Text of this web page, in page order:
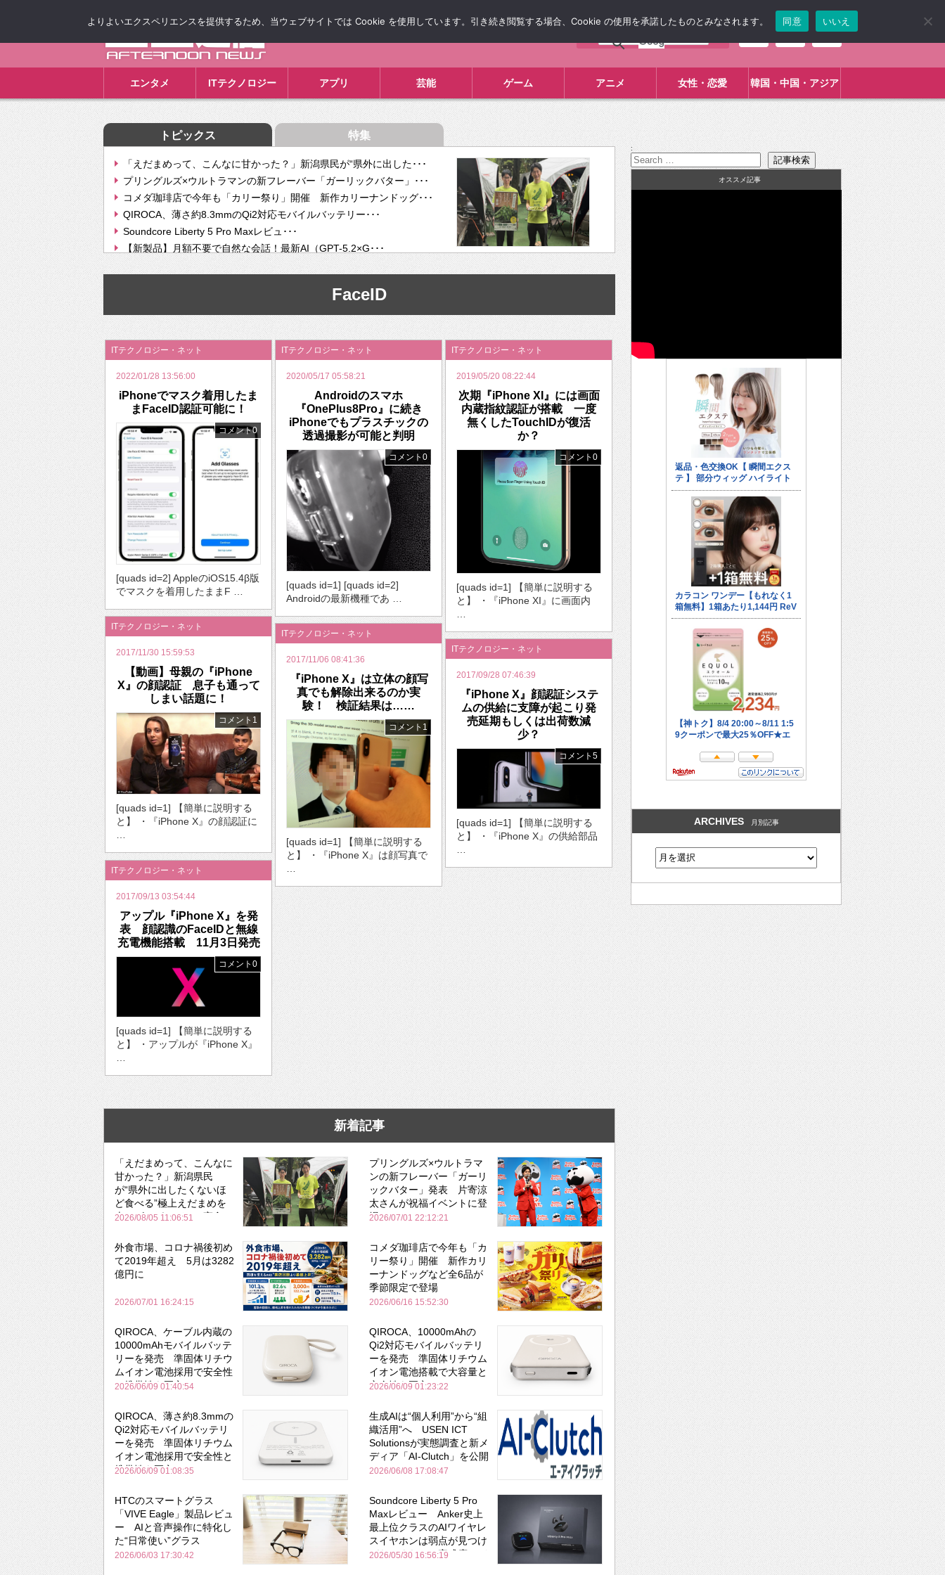
エンタメ ITテクノロジー アプリ 芸能 ゲーム アニメ 女性・恋愛 韓国・中国・アジア
トピックス 特集
「えだまめって、こんなに甘かった？」新潟県民が“県外に出した･･･
プリングルズ×ウルトラマンの新フレーバー「ガーリックバター」･･･
コメダ珈琲店で今年も「カリー祭り」開催 新作カリーナンドッグ･･･
QIROCA、薄さ約8.3mmのQi2対応モバイルバッテリー･･･
Soundcore Liberty 5 Pro Maxレビュ･･･
【新製品】月額不要で自然な会話！最新AI（GPT-5.2×G･･･
【次世代の没入感と生産性】VITURE Luma Ultra･･･
挫折率8割の壁をAIで突破。ジャストシステム、”自分が今話し･･･
2026年のバレンタインは「自分で作って、想いを渡す」 TE･･･
FaceID
ITテクノロジー・ネット
2022/01/28 13:56:00
iPhoneでマスク着用したま
まFaceID認証可能に！
コメント0
[quads id=2] AppleのiOS15.4β版
でマスクを着用したままF …
ITテクノロジー・ネット
2020/05/17 05:58:21
Androidのスマホ
『OnePlus8Pro』に続き
iPhoneでもプラスチックの
透過撮影が可能と判明
コメント0
[quads id=1] [quads id=2]
Androidの最新機種であ …
ITテクノロジー・ネット
2019/05/20 08:22:44
次期『iPhone XI』には画面
内蔵指紋認証が搭載 一度
無くしたTouchIDが復活
か？
コメント0
[quads id=1] 【簡単に説明する
と】 ・『iPhone XI』に画面内
ITテクノロジー・ネット
2017/11/30 15:59:53
【動画】母親の『iPhone
X』の顔認証 息子も通って
しまい話題に！
コメント1
[quads id=1] 【簡単に説明する
と】 ・『iPhone X』の顔認証に
ITテクノロジー・ネット
2017/11/06 08:41:36
『iPhone X』は立体の顔写
真でも解除出来るのか実
験！ 検証結果は……
コメント1
[quads id=1] 【簡単に説明する
と】 ・『iPhone X』は顔写真で
ITテクノロジー・ネット
2017/09/28 07:46:39
『iPhone X』顔認証システ
ムの供給に支障が起こり発
売延期もしくは出荷数減
少？
コメント5
[quads id=1] 【簡単に説明する
と】 ・『iPhone X』の供給部品
ITテクノロジー・ネット
2017/09/13 03:54:44
アップル『iPhone X』を発
表 顔認識のFaceIDと無線
充電機能搭載 11月3日発売
コメント0
[quads id=1] 【簡単に説明する
と】 ・アップルが『iPhone X』
新着記事
「えだまめって、こんなに
甘かった？」新潟県民
が“県外に出したくないほ
ど食べる”極上えだまめを
森のビアガーデンで実食
2026/08/05 11:06:51
プリングルズ×ウルトラマ
ンの新フレーバー「ガーリ
ックバター」発表 片寄涼
太さんが祝福イベントに登
場
2026/07/01 22:12:21
外食市場、コロナ禍後初め
て2019年超え 5月は3282
億円に
2026/07/01 16:24:15
コメダ珈琲店で今年も「カ
リー祭り」開催 新作カリ
ーナンドッグなど全6品が
季節限定で登場
2026/06/16 15:52:30
QIROCA、ケーブル内蔵の
10000mAhモバイルバッテ
リーを発売 準固体リチウ
ムイオン電池採用で安全性
と携帯性を両立
2026/06/09 01:40:54
QIROCA、10000mAhの
Qi2対応モバイルバッテリ
ーを発売 準固体リチウム
イオン電池搭載で大容量と
安全性を両立
2026/06/09 01:23:22
QIROCA、薄さ約8.3mmの
Qi2対応モバイルバッテリ
ーを発売 準固体リチウム
イオン電池採用で安全性と
携帯性を両立
2026/06/09 01:08:35
生成AIは“個人利用”から“組
織活用”へ USEN ICT
Solutionsが実態調査と新メ
ディア「AI-Clutch」を公開
2026/06/08 17:08:47
HTCのスマートグラス
「VIVE Eagle」製品レビュ
ー AIと音声操作に特化し
た“日常使い”グラス
2026/06/03 17:30:42
Soundcore Liberty 5 Pro
Maxレビュー Anker史上
最上位クラスのAIワイヤレ
スイヤホンは弱点が見つけ
づらいくらいの完成度にび
2026/05/30 16:56:19
:
オススメ記事
ARCHIVES 月別記事
よりよいエクスペリエンスを提供するため、当ウェブサイトでは Cookie を使用しています。引き続き閲覧する場合、Cookie の使用を承諾したものとみなされます。 同意 いいえ